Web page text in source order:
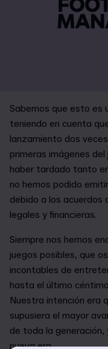
Sabemos que esto es
teniendo en cuenta
lanzamiento dos
primeras imágenes
haber tardado tanto
no hemos podido
debido a los acuerdos
legales y financieras.
Siempre nos hemos
juegos posibles, que
incontables de
hasta el último
Nuestra intención era
supusiera el mayor
de toda la
nueva era.